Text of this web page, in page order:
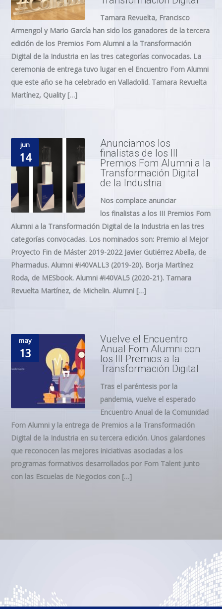
Tamara Revuelta, Francisco
Armengol y Mario García han sido los ganadores de la tercera
edición de los Premios Fom Alumni a la Transformación
Digital de la Industria en las tres categorías convocadas. La
ceremonia de entrega tuvo lugar en el Encuentro Fom Alumni
que este año se ha celebrado en Valladolid. Tamara Revuelta
Martínez, Quality […]
Anunciamos los
finalistas de los III
Premios Fom Alumni a la
Transformación Digital
de la Industria
jun
14
Nos complace anunciar
los finalistas a los III Premios Fom
Alumni a la Transformación Digital de la Industria en las tres
categorías convocadas. Los nominados son: Premio al Mejor
Proyecto Fin de Máster 2019-2022 Javier Gutiérrez Abella, de
Pharmadus. Alumni #i40VALL3 (2019-20). Borja Martínez
Roda, de MESbook. Alumni #i40VAL5 (2020-21). Tamara
Revuelta Martínez, de Michelin. Alumni […]
Vuelve el Encuentro
Anual Fom Alumni con
los III Premios a la
Transformación Digital
may
13
Tras el paréntesis por la
pandemia, vuelve el esperado
Encuentro Anual de la Comunidad
Fom Alumni y la entrega de Premios a la Transformación
Digital de la Industria en su tercera edición. Unos galardones
que reconocen las mejores iniciativas asociadas a los
programas formativos desarrollados por Fom Talent junto
con las Escuelas de Negocios con […]